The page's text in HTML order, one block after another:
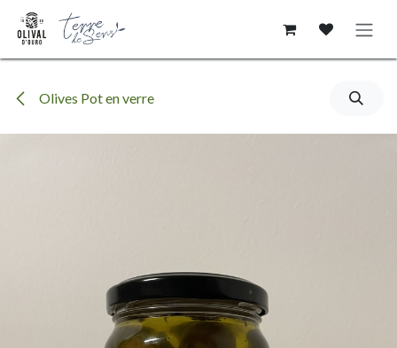
Se rendre au contenu
Olives Pot en verre